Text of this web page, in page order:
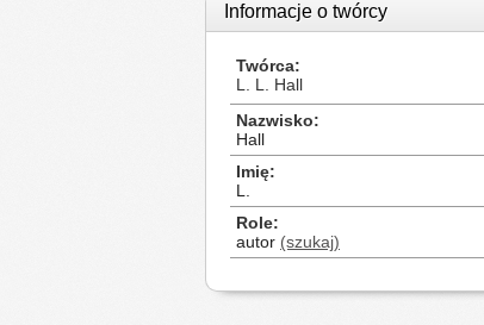
Informacje o twórcy
Twórca
L. L. Hall
Nazwisko
Hall
Imię
L.
Role
autor (szukaj)